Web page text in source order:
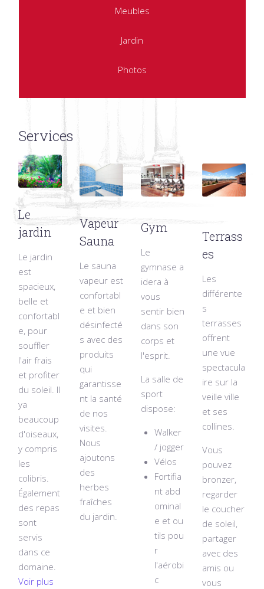
Meubles
Jardin
Photos
Services
Le
jardin
Le jardin
est
spacieux,
belle et
confortabl
e, pour
souffler
l'air frais
et profiter
du soleil. Il
ya
beaucoup
d'oiseaux,
y compris
les
colibris.
Également
des repas
sont
servis
dans ce
domaine.
Voir plus
Vapeur
Sauna
Le sauna
vapeur est
confortabl
e et bien
désinfecté
s avec des
produits
qui
garantisse
nt la santé
de nos
visites.
Nous
ajoutons
des
herbes
fraîches
du jardin.
Gym
Le
gymnase a
idera à
vous
sentir bien
dans son
corps et
l'esprit.
La salle de
sport
dispose:
Walker
/ jogger
Vélos
Fortifia
nt abd
ominal
e et ou
tils pou
r
l'aérobi
c
Terrass
es
Les
différente
s
terrasses
offrent
une vue
spectacula
ire sur la
veille ville
et ses
collines.
Vous
pouvez
bronzer,
regarder
le coucher
de soleil,
partager
avec des
amis ou
vous